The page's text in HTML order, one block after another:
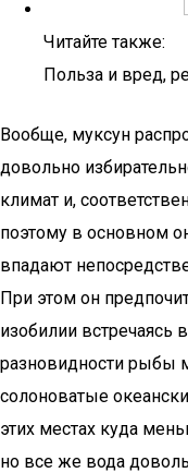
Читайте также:
Польза и вред,
Вообще, муксун
довольно
климат и,
поэтому в основном
впадают
При этом он
изобилии встречаясь
разновидности рыбы
солоноватые
этих местах куда
но все же вода